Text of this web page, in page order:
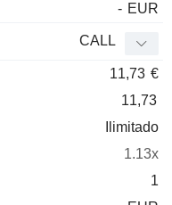
- EUR
CALL
11,73 €
11,73
Ilimitado
1.13x
1